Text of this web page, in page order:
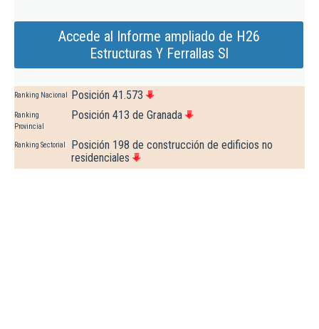
Accede al Informe ampliado de H26
Estructuras Y Ferrallas Sl
Ranking Nacional Posición 41.573
Ranking
Provincial
Posición 413 de Granada
Ranking Sectorial
Posición 198 de construcción de edificios no
residenciales